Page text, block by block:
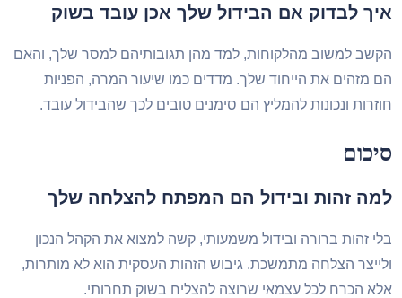
איך לבדוק אם הבידול שלך אכן עובד בשוק
הקשב למשוב מהלקוחות, למד מהן תגובותיהם למסר שלך, והאם
הם מזהים את הייחוד שלך. מדדים כמו שיעור המרה, הפניות
חוזרות ונכונות להמליץ הם סימנים טובים לכך שהבידול עובד.
סיכום
למה זהות ובידול הם המפתח להצלחה שלך
בלי זהות ברורה ובידול משמעותי, קשה למצוא את הקהל הנכון
ולייצר הצלחה מתמשכת. גיבוש הזהות העסקית הוא לא מותרות,
אלא הכרח לכל עצמאי שרוצה להצליח בשוק תחרותי.